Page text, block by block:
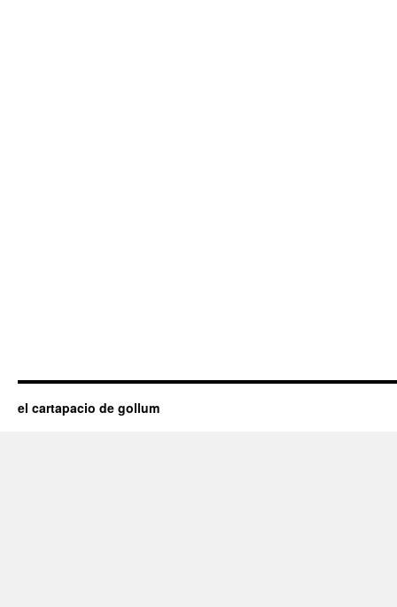
el cartapacio de gollum